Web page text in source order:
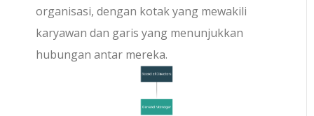
organisasi, dengan kotak yang mewakili
karyawan dan garis yang menunjukkan
hubungan antar mereka.